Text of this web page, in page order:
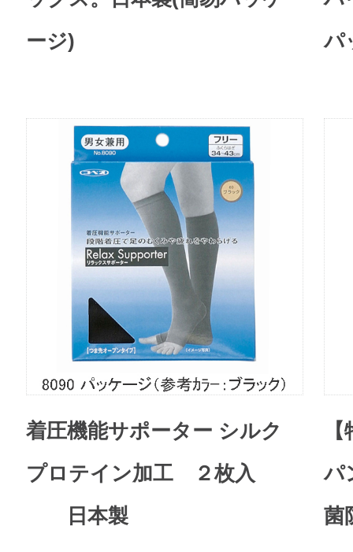
ージ)
パ
着圧機能サポーター シルク
プロテイン加工 ２枚入
日本製
パ
菌